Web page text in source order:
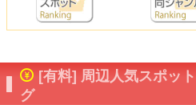
[有料] 周辺人気スポッ
グ